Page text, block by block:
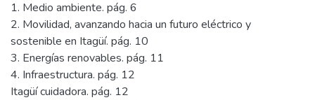
1. Medio ambiente. pág. 6
2. Movilidad, avanzando hacia un futuro eléctrico y
sostenible en Itagüí. pág. 10
3. Energías renovables. pág. 11
4. Infraestructura. pág. 12
Itagüí cuidadora. pág. 12